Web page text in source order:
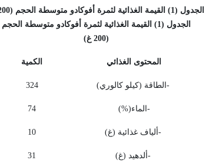
الجدول (1) القيمة الغذائية لثمرة أفوكادو متوسطة الحجم (
الجدول (1) القيمة الغذائية لثمرة أفوكادو متوسطة الحجم
(
200 غ)
المحتوى الغذائي الكمية
- الطاقة (كيلو كالوري) 324
- الماء(%)
74
- ألياف غذائية (غ) 10
- ألدهيد (غ) 31